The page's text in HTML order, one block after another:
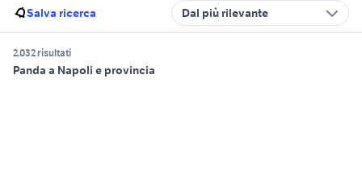
Salva ricerca Dal più rilevante
2.032 risultati
Panda a Napoli e provincia